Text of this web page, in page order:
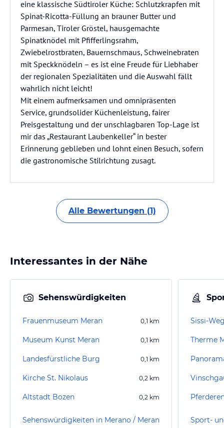
eine klassische Südtiroler Küche: Schlutzkrapfen mit
Spinat-Ricotta-Füllung an brauner Butter und
Parmesan, Tiroler Gröstel, hausgemachte
Spinatknödel mit Pfifferlingsrahm,
Zwiebelrostbraten, Bauernschmaus, Schweinebraten
mit Speckknödeln – es ist eine Freude für Liebhaber
der regionalen Spezialitäten und die Auswahl fällt
wahrlich nicht leicht!
Mit einem aufmerksamen und omnipräsenten
Service, grundsolider Küchenleistung, fairer
Preisgestaltung und der unschlagbaren Top-Lage ist
mir das „Restaurant Laubenkeller“ in bester
Erinnerung geblieben und lohnt einen Besuch, sofern
die gastronomische Stilrichtung zusagt.
Alle Bewertungen (1)
Interessantes in der Nähe
Sehenswürdigkeiten
Frauenmuseum Meran 0,1 km
Museum Kunst Meran 0,1 km
Landesfürstliche Burg 0,1 km
Kirche St. Nikolaus 0,2 km
Altstadt Bozen 0,2 km
Sehenswürdigkeiten in Merano / Meran
Sissi-
Therme